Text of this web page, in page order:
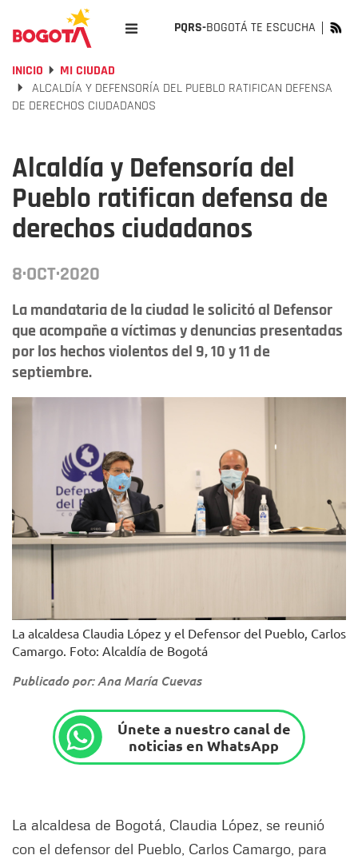
PQRS-BOGOTÁ TE ESCUCHA
INICIO
MI CIUDAD
ALCALDÍA Y DEFENSORÍA DEL PUEBLO RATIFICAN DEFENSA
DE DERECHOS CIUDADANOS
Alcaldía y Defensoría del
Pueblo ratifican defensa de
derechos ciudadanos
8·OCT·2020
La mandataria de la ciudad le solicitó al Defensor
que acompañe a víctimas y denuncias presentadas
por los hechos violentos del 9, 10 y 11 de
septiembre.
La alcaldesa Claudia López y el Defensor del Pueblo, Carlos
Camargo. Foto: Alcaldía de Bogotá
Publicado por: Ana María Cuevas
Únete a nuestro canal de
noticias en WhatsApp
La alcaldesa de Bogotá, Claudia López, se reunió
con el defensor del Pueblo, Carlos Camargo, para